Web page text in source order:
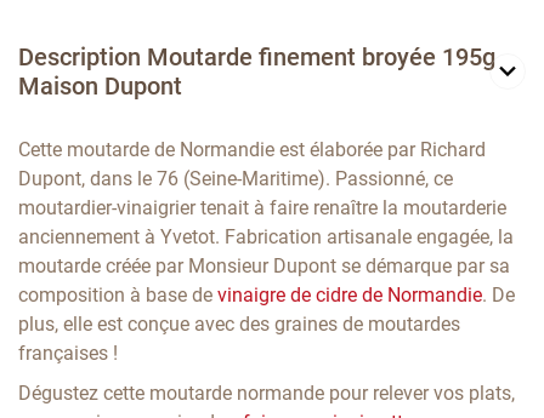
Description Moutarde finement broyée 195g
Maison Dupont
Cette moutarde de Normandie est élaborée par Richard
Dupont, dans le 76 (Seine-Maritime). Passionné, ce
moutardier-vinaigrier tenait à faire renaître la moutarderie
anciennement à Yvetot. Fabrication artisanale engagée, la
moutarde créée par Monsieur Dupont se démarque par sa
composition à base de vinaigre de cidre de Normandie. De
plus, elle est conçue avec des graines de moutardes
françaises !
Dégustez cette moutarde normande pour relever vos plats,